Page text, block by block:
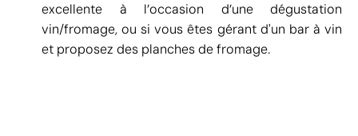
excellente à l’occasion d’une dégustation
vin/fromage, ou si vous êtes gérant d'un bar à vin
et proposez des planches de fromage.